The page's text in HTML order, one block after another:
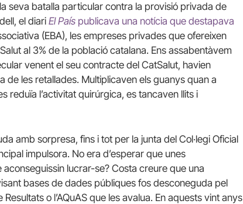
seva batalla particular contra la provisió privada de
el diari El País publicava una notícia que destapava
(EBA), les empreses privades que ofereixen
al 3% de la població catalana. Ens assabentàvem
venent el seu contracte del CatSalut, havien
de les retallades. Multiplicaven els guanys quan a
reduïa l’activitat quirúrgica, es tancaven llits i
amb sorpresa, fins i tot per la junta del Col·legi Oficial
impulsora. No era d’esperar que unes
lucrar-se? Costa creure que una
bases de dades públiques fos desconeguda pel
o l’AQuAS que les avalua. En aquests vint anys